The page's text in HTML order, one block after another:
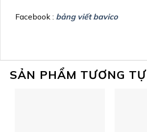
Facebook : bảng viết bavico
SẢN PHẨM TƯƠNG TỰ